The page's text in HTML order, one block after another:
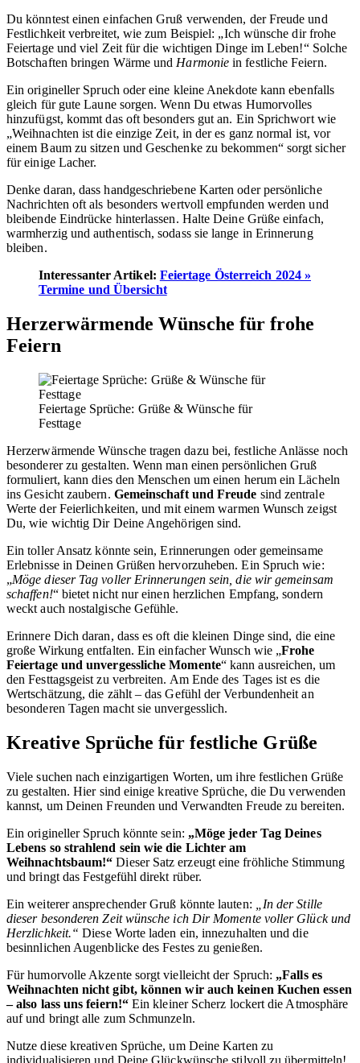
Du könntest einen einfachen Gruß verwenden, der Freude und
Festlichkeit verbreitet, wie zum Beispiel: „Ich wünsche dir frohe
Feiertage und viel Zeit für die wichtigen Dinge im Leben!“ Solche
Botschaften bringen Wärme und Harmonie in festliche Feiern.
Ein origineller Spruch oder eine kleine Anekdote kann ebenfalls
gleich für gute Laune sorgen. Wenn Du etwas Humorvolles
hinzufügst, kommt das oft besonders gut an. Ein Sprichwort wie
„Weihnachten ist die einzige Zeit, in der es ganz normal ist, vor
einem Baum zu sitzen und Geschenke zu bekommen“ sorgt sicher
für einige Lacher.
Denke daran, dass handgeschriebene Karten oder persönliche
Nachrichten oft als besonders wertvoll empfunden werden und
bleibende Eindrücke hinterlassen. Halte Deine Grüße einfach,
warmherzig und authentisch, sodass sie lange in Erinnerung
bleiben.
Interessanter Artikel: Feiertage Österreich 2024 »
Termine und Übersicht
Herzerwärmende Wünsche für frohe
Feiern
Feiertage Sprüche: Grüße & Wünsche für
Festtage
Herzerwärmende Wünsche tragen dazu bei, festliche Anlässe noch
besonderer zu gestalten. Wenn man einen persönlichen Gruß
formuliert, kann dies den Menschen um einen herum ein Lächeln
ins Gesicht zaubern. Gemeinschaft und Freude sind zentrale
Werte der Feierlichkeiten, und mit einem warmen Wunsch zeigst
Du, wie wichtig Dir Deine Angehörigen sind.
Ein toller Ansatz könnte sein, Erinnerungen oder gemeinsame
Erlebnisse in Deinen Grüßen hervorzuheben. Ein Spruch wie:
„Möge dieser Tag voller Erinnerungen sein, die wir gemeinsam
schaffen!“ bietet nicht nur einen herzlichen Empfang, sondern
weckt auch nostalgische Gefühle.
Erinnere Dich daran, dass es oft die kleinen Dinge sind, die eine
große Wirkung entfalten. Ein einfacher Wunsch wie „Frohe
Feiertage und unvergessliche Momente“ kann ausreichen, um
den Festtagsgeist zu verbreiten. Am Ende des Tages ist es die
Wertschätzung, die zählt – das Gefühl der Verbundenheit an
besonderen Tagen macht sie unvergesslich.
Kreative Sprüche für festliche Grüße
Viele suchen nach einzigartigen Worten, um ihre festlichen Grüße
zu gestalten. Hier sind einige kreative Sprüche, die Du verwenden
kannst, um Deinen Freunden und Verwandten Freude zu bereiten.
Ein origineller Spruch könnte sein: „Möge jeder Tag Deines
Lebens so strahlend sein wie die Lichter am
Weihnachtsbaum!“ Dieser Satz erzeugt eine fröhliche Stimmung
und bringt das Festgefühl direkt rüber.
Ein weiterer ansprechender Gruß könnte lauten:
„In der Stille
dieser besonderen Zeit wünsche ich Dir Momente voller Glück und
Herzlichkeit.“ Diese Worte laden ein, innezuhalten und die
besinnlichen Augenblicke des Festes zu genießen.
Für humorvolle Akzente sorgt vielleicht der Spruch: „Falls es
Weihnachten nicht gibt, können wir auch keinen Kuchen essen
– also lass uns feiern!“Ein kleiner Scherz lockert die Atmosphäre
auf und bringt alle zum Schmunzeln.
Nutze diese kreativen Sprüche, um Deine Karten zu
individualisieren und Deine Glückwünsche stilvoll zu übermitteln!